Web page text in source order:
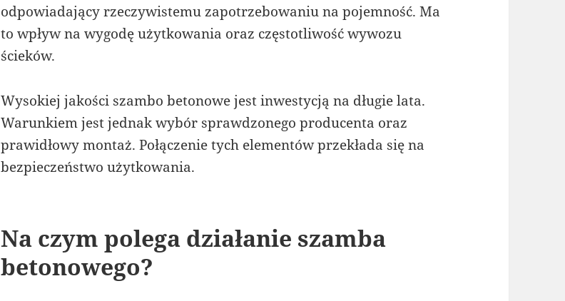
odpowiadający rzeczywistemu zapotrzebowaniu na pojemność. Ma
to wpływ na wygodę użytkowania oraz częstotliwość wywozu
ścieków.
Wysokiej jakości szambo betonowe jest inwestycją na długie lata.
Warunkiem jest jednak wybór sprawdzonego producenta oraz
prawidłowy montaż. Połączenie tych elementów przekłada się na
bezpieczeństwo użytkowania.
Na czym polega działanie szamba
betonowego?